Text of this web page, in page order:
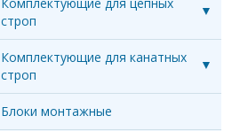
строп
Комплектующие для канатных
строп
Блоки монтажные